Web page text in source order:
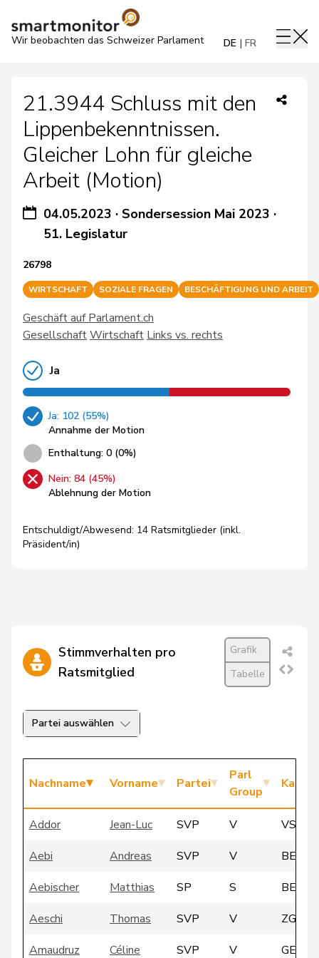
Wir beobachten das Schweizer Parlament DE FR
21.3944 Schluss mit den
Lippenbekenntnissen.
Gleicher Lohn für gleiche
Arbeit (Motion)
04.05.2023 · Sondersession Mai 2023 ·
51. Legislatur
26798
WIRTSCHAFT SOZIALE FRAGEN BESCHÄFTIGUNG UND ARBEIT
Geschäft auf Parlament.ch
GesellschaftWirtschaft Links vs. rechts
Ja
Ja: 102 (55%)
Annahme der Motion
Enthaltung: 0 (0%)
Nein: 84 (45%)
Ablehnung der Motion
Entschuldigt/Abwesend: 14 Ratsmitglieder (inkl.
Präsident/in)
Stimmverhalten pro
Ratsmitglied
Grafik
Tabelle
Partei auswählen
Nachname Vorname Partei
Parl
Group
Addor Jean-Luc SVP V
VS
Aebi
Andreas SVP V
BE
Aebischer
Matthias SP S
BE
Aeschi
Thomas SVP V
ZG
Amaudruz
Céline SVP V
GE